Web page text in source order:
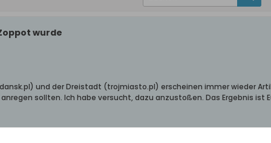
wurde
und der Dreistadt (trojmiasto.pl) erscheinen immer wieder
sollten. Ich habe versucht, dazu anzustoßen. Das Ergebnis
historia.trojmiasto.pl den verlinkt folgenden Artikel mit der